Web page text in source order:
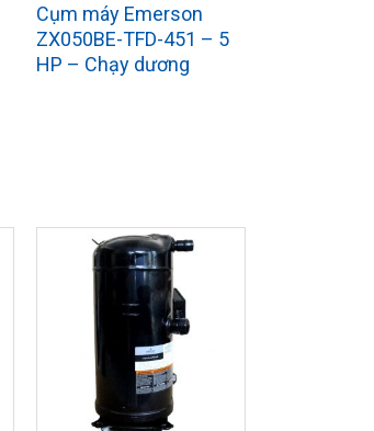
Cụm máy Emerson
ZX050BE-TFD-451 – 5
HP – Chạy dương